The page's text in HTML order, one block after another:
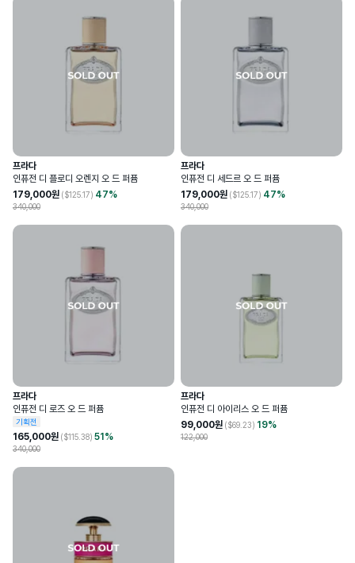
프라다
인퓨전 디 플로디 오렌지 오 드 퍼퓸
179,000원 ($125.17) 47%
340,000
프라다
인퓨전 디 세드르 오 드 퍼퓸
179,000원 ($125.17) 47%
340,000
프라다
인퓨전 디 로즈 오 드 퍼퓸
기획전
165,000원 ($115.38) 51 %
340,000
프라다
인퓨전 디 아이리스 오 드 퍼퓸
99,000원 ($69.23) 19%
122,000